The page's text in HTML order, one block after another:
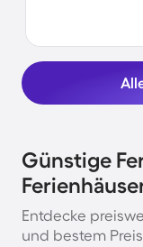
Günstige
Entdecke
und bestem